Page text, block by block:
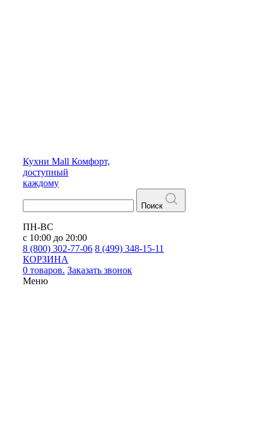
Кухни Mall Комфорт,
доступный
каждому
Поиск
ПН-ВС
с 10:00 до 20:00
8 (800) 302-77-06 8 (499) 348-15-11
КОРЗИНА
0 товаров. Заказать звонок
Меню